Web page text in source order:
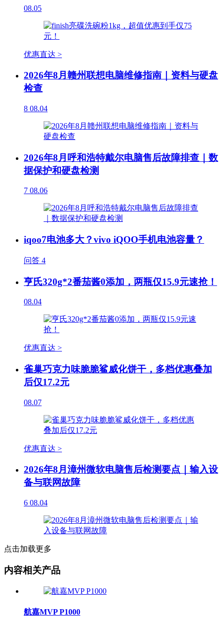
08.05
优惠直达 >
2026年8月赣州联想电脑维修指南｜资料与硬盘
检查
8 08.04
2026年8月呼和浩特戴尔电脑售后故障排查｜数
据保护和硬盘检测
7 08.06
iqoo7电池多大？vivo iQOO手机电池容量？
问答 4
亨氏320g*2番茄酱0添加，两瓶仅15.9元速抢！
08.04
优惠直达 >
雀巢巧克力味脆脆鲨威化饼干，多档优惠叠加
后仅17.2元
08.07
优惠直达 >
2026年8月漳州微软电脑售后检测要点｜输入设
备与联网故障
6 08.04
点击加载更多
内容相关产品
航嘉MVP P1000